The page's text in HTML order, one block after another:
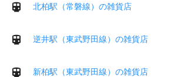
北柏駅（常磐線）の雑貨店
逆井駅（東武野田線）の雑貨店
新柏駅（東武野田線）の雑貨店